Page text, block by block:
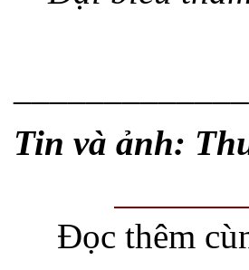
Tin và ảnh:
Đọc thêm